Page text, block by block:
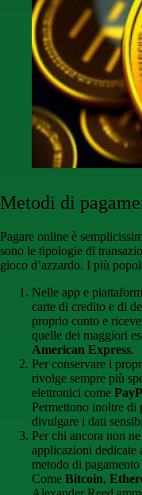
Metodi di
Pagare online è
sono le tipologie di
gioco d’azzardo. I più
Nelle app e
carte di credito e di
proprio conto e
quelle dei maggiori
American Express.
Per conservare i
rivolge sempre più
elettronici come
Permettono inoltre di
divulgare i dati
Per chi ancora non
applicazioni dedicate
metodo di
Come Bitcoin,